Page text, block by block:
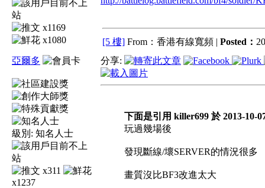
x1169
x1080
[5 樓] From：香港有線寬頻 | Posted：
亞爾多
級別: 知名人士
x311
x1237
分享:
下面是引用 killer699 於 2013-10-
玩過幾場後
發現斷線/壞SERVER的情況很多
畫質沒比BF3改進太大